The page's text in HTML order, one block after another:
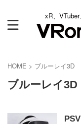
xR、
HOME > ブルーレイ3D
ブルーレイ3D